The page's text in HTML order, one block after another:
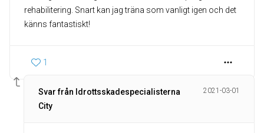
rehabilitering. Snart kan jag träna som vanligt igen och det
känns fantastiskt!
1
Svar från Idrottsskadespecialisterna
City
2021-03-01